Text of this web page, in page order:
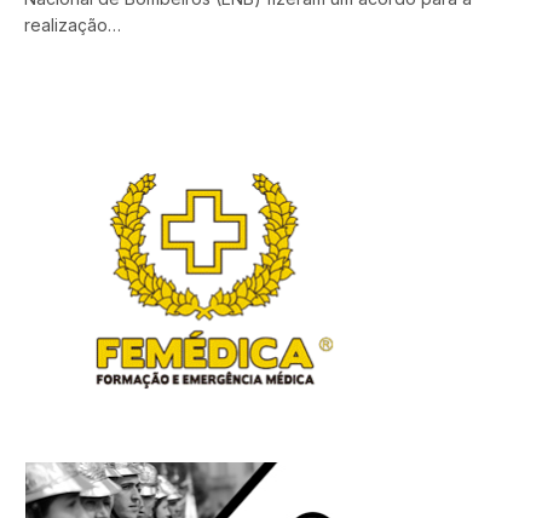
realização…